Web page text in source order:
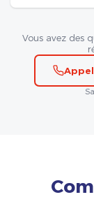
Vous avez des